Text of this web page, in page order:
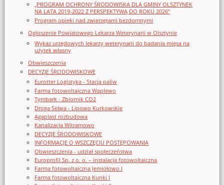
„PROGRAM OCHRONY ŚRODOWISKA DLA GMINY OLSZTYNEK
NA LATA 2019-2022 Z PERSPEKTYWĄ DO ROKU 2026”
Program opieki nad zwierzętami bezdomnymi
Ogloszenie Powiatowego Lekarza Weterynarii w Olsztynie
Wykaz urzędowych lekarzy weterynarii do badania mięsa na
użytek własny
Obwieszczenia
DECYZJE ŚRODOWISKOWE
Eurotter Logistyka - Stacja paliw
Farma fotowoltaiczna Waplewo
Tymbark - Zbiornik CO2
Droga Selwa - Lipowo Kurkowskie
Agaplast rozbudowa
Kanalizacja Witramowo
DECYZJE ŚRODOWISKOWE
INFORMACJE O WSZCZĘCIU POSTĘPOWANIA
Obwieszczenia - udział społeczeństwa
Europrofil Sp. z o. o. – instalacja fotowoltaiczna
Farma fotowoltaiczna Jemiołowo I
Farma fotowoltaiczna Kunki I